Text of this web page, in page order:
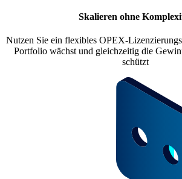
Skalieren ohne
Nutzen Sie ein flexibles OPEX-
Portfolio wächst und gleichzeitig die
schützt